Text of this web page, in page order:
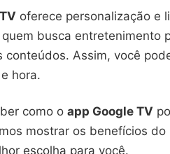
oferece personalização e
busca entretenimento
conteúdos. Assim, você
hora.
como o app Google TV
mostrar os benefícios
escolha para você.